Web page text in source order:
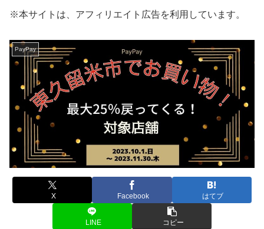
※本サイトは、アフィリエイト広告を利用しています。
PayPay
X Facebook はてブ
LINE コピー